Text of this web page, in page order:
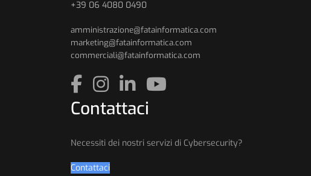
+39 06 4080 0490
amministrazione@fatainformatica.com
marketing@fatainformatica.com
commerciali@fatainformatica.com
Contattaci
Necessiti dei nostri servizi di Cybersecurity?
Contattaci